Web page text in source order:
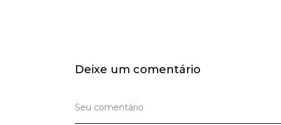
Deixe um comentário